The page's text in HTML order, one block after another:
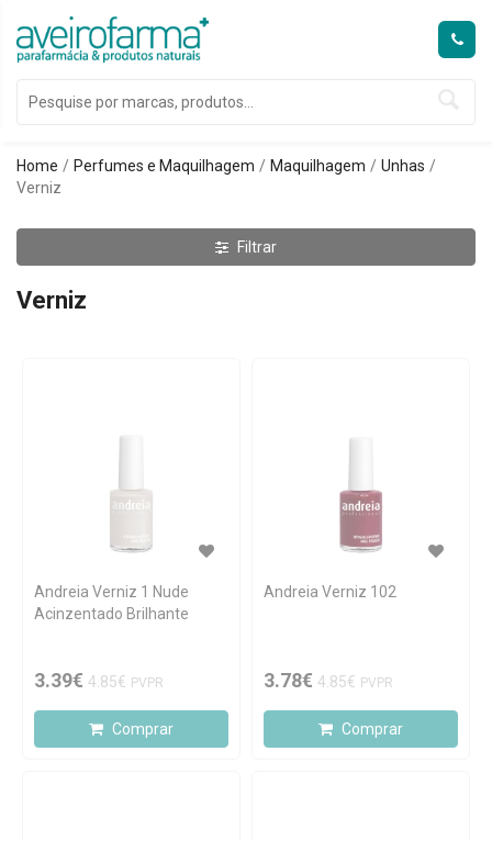
Home Perfumes e Maquilhagem Maquilhagem
Unhas
Verniz
Filtrar
Verniz
Andreia Verniz 1 Nude
Acinzentado Brilhante
3.39€ 4.85€ PVPR
Comprar
Andreia Verniz 102
3.78€ 4.85€ PVPR
Comprar